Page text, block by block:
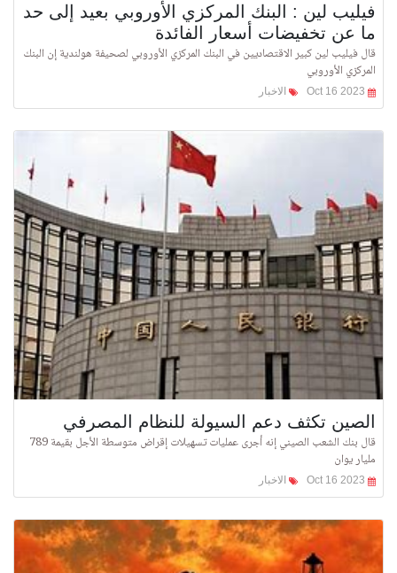
فيليب لين : البنك المركزي الأوروبي بعيد إلى حد
ما عن تخفيضات أسعار الفائدة
قال فيليب لين كبير الاقتصاديين في البنك المركزي الأوروبي لصحيفة هولندية إن البنك
المركزي الأوروبي
الاخبار
الصين تكثف دعم السيولة للنظام المصرفي
قال بنك الشعب الصيني إنه أجرى عمليات تسهيلات إقراض متوسطة الأجل بقيمة 789
مليار يوان
الاخبار